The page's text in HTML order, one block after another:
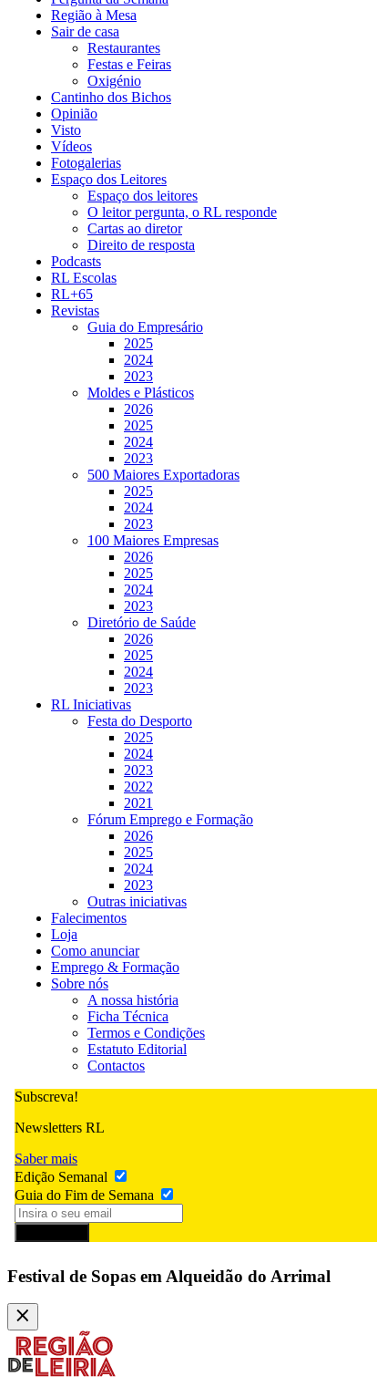
Região à Mesa
Sair de casa
Restaurantes
Festas e Feiras
Oxigénio
Cantinho dos Bichos
Opinião
Visto
Vídeos
Fotogalerias
Espaço dos Leitores
Espaço dos leitores
O leitor pergunta, o RL responde
Cartas ao diretor
Direito de resposta
Podcasts
RL Escolas
RL+65
Revistas
Guia do Empresário
2025
2024
2023
Moldes e Plásticos
2026
2025
2024
2023
500 Maiores Exportadoras
2025
2024
2023
100 Maiores Empresas
2026
2025
2024
2023
Diretório de Saúde
2026
2025
2024
2023
RL Iniciativas
Festa do Desporto
2025
2024
2023
2022
2021
Fórum Emprego e Formação
2026
2025
2024
2023
Outras iniciativas
Falecimentos
Loja
Como anunciar
Emprego & Formação
Sobre nós
A nossa história
Ficha Técnica
Termos e Condições
Estatuto Editorial
Contactos
Subscreva!
Newsletters RL
Saber mais
Edição Semanal
Guia do Fim de Semana
Festival de Sopas em Alqueidão do Arrimal